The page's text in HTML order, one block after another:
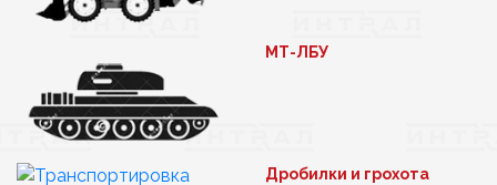
МТ-ЛБУ
Дробилки и грохота